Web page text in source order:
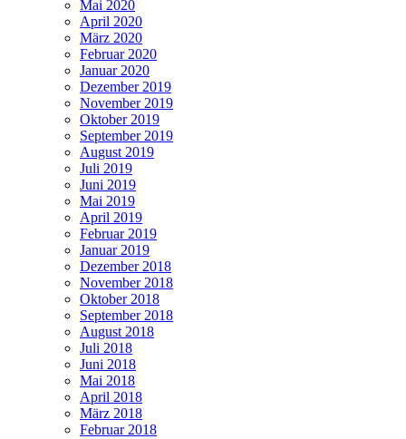
Mai 2020
April 2020
März 2020
Februar 2020
Januar 2020
Dezember 2019
November 2019
Oktober 2019
September 2019
August 2019
Juli 2019
Juni 2019
Mai 2019
April 2019
Februar 2019
Januar 2019
Dezember 2018
November 2018
Oktober 2018
September 2018
August 2018
Juli 2018
Juni 2018
Mai 2018
April 2018
März 2018
Februar 2018